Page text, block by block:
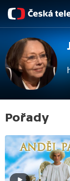
Pořady